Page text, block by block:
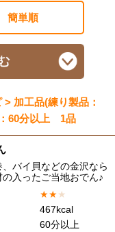
簡単順
加工品(練り製品：
60分以上 1品
バイ貝などの金沢なら
の入ったご当地おでん♪
★★★
467kcal
60分以上